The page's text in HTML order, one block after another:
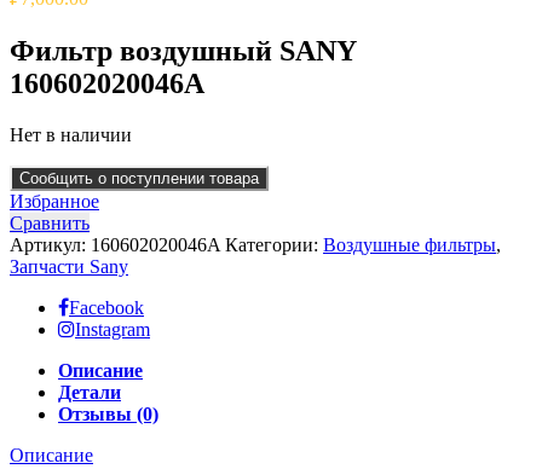
Фильтр воздушный SANY
160602020046A
Нет в наличии
Сообщить о поступлении товара
Избранное
Сравнить
Артикул: 160602020046A Категории: Воздушные фильтры,
Запчасти Sany
Facebook
Instagram
Описание
Детали
Отзывы (0)
Описание